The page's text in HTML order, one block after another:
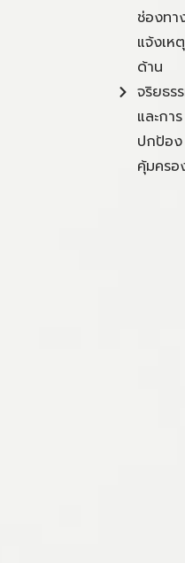
ช่องทา
แจ้งเหตุ
ด้าน
จริยธร
และการ
ปกป้อง
คุ้มครอ